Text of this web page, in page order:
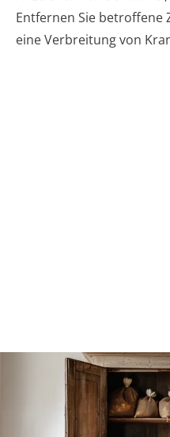
Entfernen Sie betroffene
eine Verbreitung von